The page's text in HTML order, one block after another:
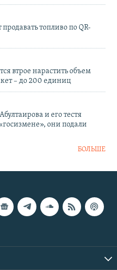
топливо по QR-
втрое нарастить объем
– до 200 единиц
и его тестя
они подали
БОЛЬШЕ